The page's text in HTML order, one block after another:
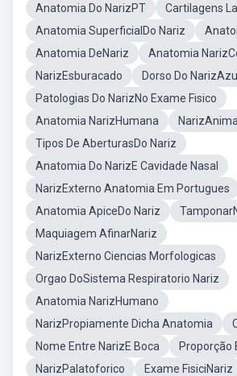
Anatomia Do NarizPT
Cartilagens
Anatomia SuperficialDo Nariz
Anatomia DeNariz
Anatomia
NarizEsburacado
Dorso Do
Patologias Do NarizNo Exame Fisico
Anatomia NarizHumana
Tipos De AberturasDo Nariz
Anatomia Do NarizE Cavidade Nasal
NarizExterno Anatomia Em Portugues
Anatomia ApiceDo Nariz
Maquiagem AfinarNariz
NarizExterno Ciencias Morfologicas
Orgao DoSistema Respiratorio Nariz
Anatomia NarizHumano
NarizPropiamente Dicha Anatomia
Nome Entre NarizE Boca
Proporção
NarizPalatoforico
Exame FisiciNariz